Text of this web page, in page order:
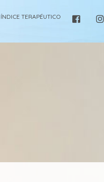
ÍNDICE TERAPÉUTICO